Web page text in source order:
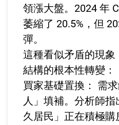
領漲大盤。2024 年
萎縮了 20.5%，但
彈。
這種看似矛盾的現
結構的根本性轉變：
買家基礎置換： 需
人」填補。分析師
久居民」正在積極